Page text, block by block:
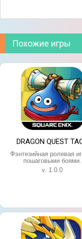
Похожие игры
DRAGON QUEST
Фэнтезийная ролевая
пошаговыми боями.
v. 1.0.0